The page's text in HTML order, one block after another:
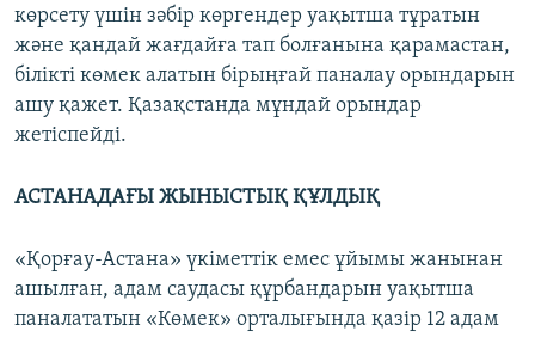
көрсету үшін зәбір көргендер уақытша тұратын
және қандай жағдайға тап болғанына қарамастан,
білікті көмек алатын бірыңғай паналау орындарын
ашу қажет. Қазақстанда мұндай орындар
жетіспейді.
АСТАНАДАҒЫ ЖЫНЫСТЫҚ ҚҰЛДЫҚ
«Қорғау-Астана» үкіметтік емес ұйымы жанынан
ашылған, адам саудасы құрбандарын уақытша
паналататын «Көмек» орталығында қазір 12 адам